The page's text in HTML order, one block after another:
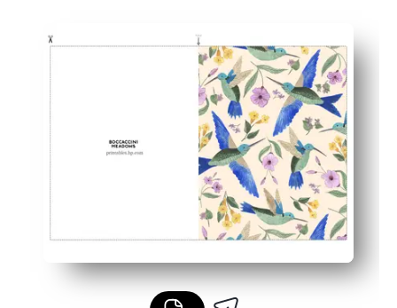
Sin preparación: simplemente imprime en carta o
Diseño de recuerdo: vibrantes colibríes y flores
Personalizable: interior en blanco para un mensaje,
Ideal para el aula y el hogar: actividad rápida y